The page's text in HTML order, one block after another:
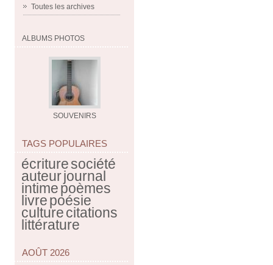
Toutes les archives
ALBUMS PHOTOS
SOUVENIRS
TAGS POPULAIRES
écrituresociété
auteurjournal
intimepoèmes
livrepoésie
culturecitations
littérature
AOÛT 2026